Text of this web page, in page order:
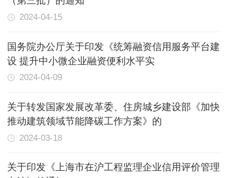
2024-04-15
国务院办公厅关于印发《统筹融资信用服务平台建
设 提升中小微企业融资便利水平实
2024-04-09
关于转发国家发展改革委、住房城乡建设部《加快
推动建筑领域节能降碳工作方案》的
2024-03-18
关于印发《上海市在沪工程监理企业信用评价管理